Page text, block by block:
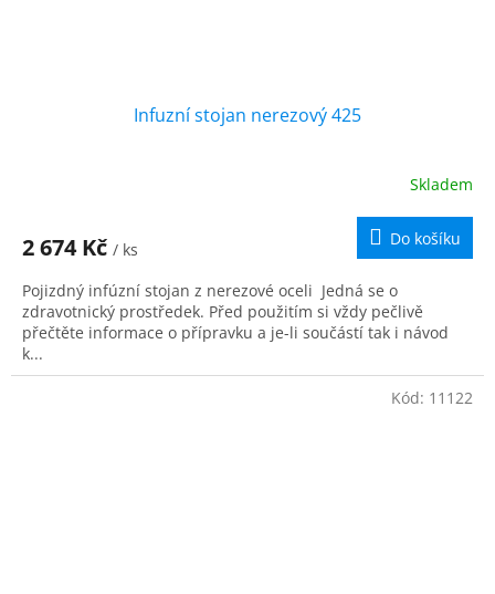
Infuzní stojan nerezový 425
Skladem
2 674 Kč / ks
Do košíku
Pojizdný infúzní stojan z nerezové oceli Jedná se o
zdravotnický prostředek. Před použitím si vždy pečlivě
přečtěte informace o přípravku a je-li součástí tak i návod
k...
Kód: 11122